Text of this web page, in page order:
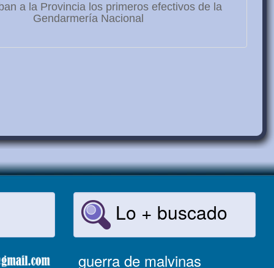
a la Provincia los primeros efectivos de la
Gendarmería Nacional
Lo + buscado
guerra de malvinas